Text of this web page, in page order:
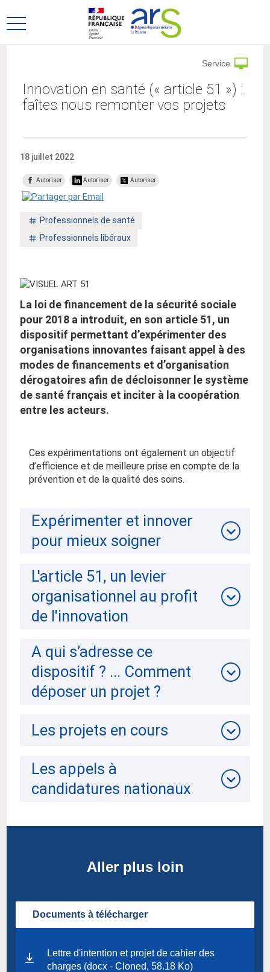
au
menu
au
contenu
Ouvrir
Innovation en santé (« article 51 ») :
faîtes nous remonter vos projets
Service
18 juillet 2022
Autoriser Autoriser Autoriser
Mot
:
Professionnels de santé
Mot
Professionnels libéraux
La loi de financement de la sécurité sociale
pour 2018 a introduit, en son article 51, un
dispositif permettant d’expérimenter des
organisations innovantes faisant appel à des
modes de financements et d’organisation
dérogatoires afin de décloisonner le système
de santé français et inciter à la coopération
entre les acteurs.
Ces expérimentations ont également un objectif
d’efficience et de meilleure prise en compte de la
prévention et de la qualité des soins.
Expérimenter et innover
pour mieux soigner
L'article 51, un levier
organisationnel au profit
de l'innovation
A qui s’adresse ce
dispositif ? ... Comment
déposer un projet ?
Les projets en cours
Les appels à
candidatures nationaux
Aller plus loin
Documents à télécharger
Lettre d'intention et projet de cahier des
charges (docx - Cloned, 58.18 Ko)